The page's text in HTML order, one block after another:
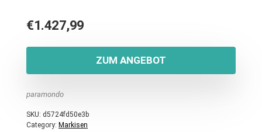
€1.427,99
ZUM ANGEBOT
paramondo
SKU: d5724fd50e3b
Category: Markisen